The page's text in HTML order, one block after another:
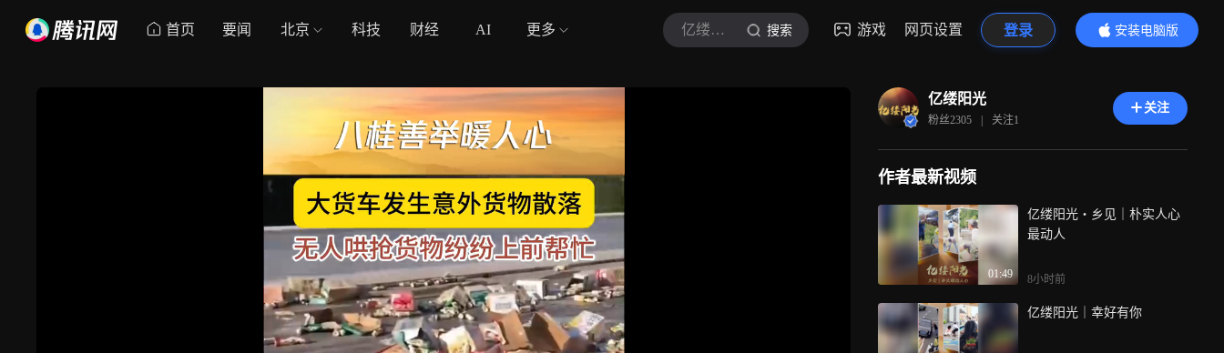
首页 要闻 北京 科技 财经 AI 更多 亿缕阳光 搜索 游戏 网页设置 登录
安装电脑版
内容更精彩
亿缕阳光
粉丝2305 | 关注1
关注
作者最新视频
01:49
亿缕阳光・乡见｜朴实人心
最动人
8小时前
亿缕阳光｜幸好有你